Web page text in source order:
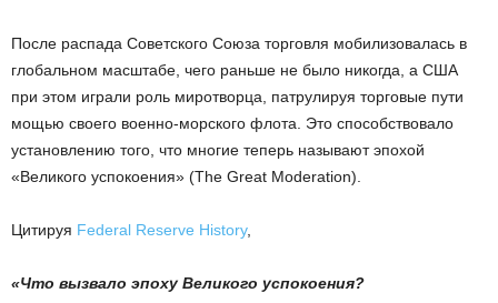
После распада Советского Союза торговля мобилизовалась в
глобальном масштабе, чего раньше не было никогда, а США
при этом играли роль миротворца, патрулируя торговые пути
мощью своего военно-морского флота. Это способствовало
установлению того, что многие теперь называют эпохой
«Великого успокоения» (The Great Moderation).
Цитируя Federal Reserve History,
«Что вызвало эпоху Великого успокоения?